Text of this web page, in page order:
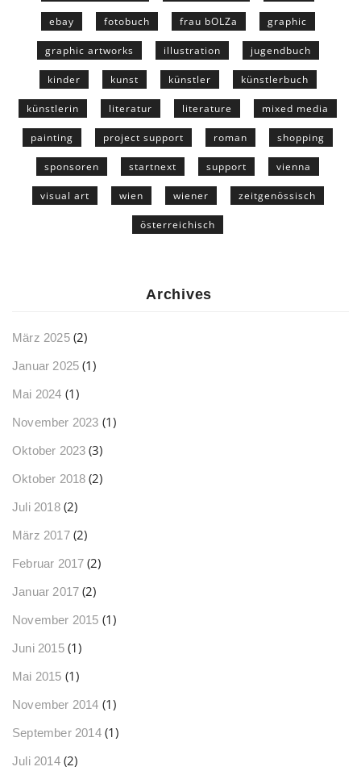
ebay fotobuch frau bOLZa graphic
graphic artworks illustration jugendbuch
kinder kunst künstler künstlerbuch
künstlerin literatur literature mixed media
painting project support roman shopping
sponsoren startnext support vienna
visual art wien wiener zeitgenössisch
österreichisch
Archives
März 2025(2)
Januar 2025 (1)
Mai 2024 (1)
November 2023 (1)
Oktober 2023 (3)
Oktober 2018 (2)
Juli 2018(2)
März 2017(2)
Februar 2017 (2)
Januar 2017 (2)
November 2015 (1)
Juni 2015(1)
Mai 2015 (1)
November 2014 (1)
September 2014(1)
Juli 2014(2)